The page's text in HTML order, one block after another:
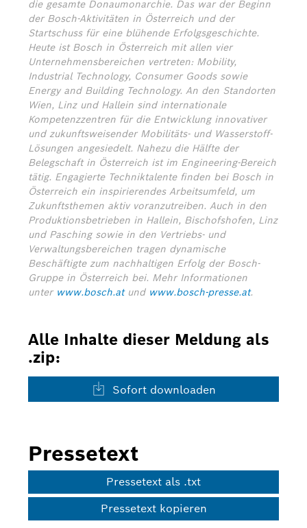
die gesamte Donaumonarchie. Das war der Beginn
der Bosch-Aktivitäten in Österreich und der
Startschuss für eine blühende Erfolgsgeschichte.
Heute ist Bosch in Österreich mit allen vier
Unternehmensbereichen vertreten: Mobility,
Industrial Technology, Consumer Goods sowie
Energy and Building Technology. An den Standorten
Wien, Linz und Hallein sind internationale
Kompetenzzentren für die Entwicklung innovativer
und zukunftsweisender Mobilitäts- und Wasserstoff-
Lösungen angesiedelt. Nahezu die Hälfte der
Belegschaft in Österreich ist im Engineering-Bereich
tätig. Engagierte Techniktalente finden bei Bosch in
Österreich ein inspirierendes Arbeitsumfeld, um
Zukunftsthemen aktiv voranzutreiben. Auch in den
Produktionsbetrieben in Hallein, Bischofshofen, Linz
und Pasching sowie in den Vertriebs- und
Verwaltungsbereichen tragen dynamische
Beschäftigte zum nachhaltigen Erfolg der Bosch-
Gruppe in Österreich bei. Mehr Informationen
unter www.bosch.atund www.bosch-presse.at.
Alle Inhalte dieser Meldung als
.zip:
Sofort downloaden
Pressetext
Pressetext als .txt
Pressetext kopieren